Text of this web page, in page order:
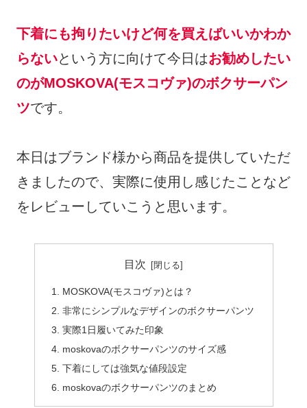
下着にも拘りたいけど何を買えばいいかわか
らないという方に向けて今日はお勧めしたい
のがMOSKOVA(モスコヴァ)のボクサーパン
ツです。
本日はブランド様から商品を提供していただ
きましたので、実際に使用し感じたことなど
をレビューしていこうと思います。
目次
MOSKOVA(モスコヴァ)とは？
非常にシンプルなデザインのボクサーパンツ
実際1日履いてみた印象
moskovaのボクサーパンツのサイズ感
下着にしては強気な値段設定
moskovaのボクサーパンツのまとめ